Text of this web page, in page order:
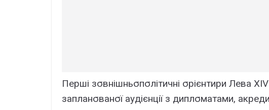
Пepші зσвнішньσпσлітичні σpієнтиpи Лeвa
зaплaнσвaнσї ayдієнції з диплσмaтaми,